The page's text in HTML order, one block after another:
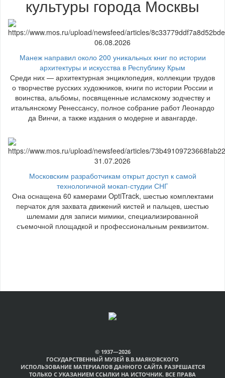
культуры города Москвы
06.08.2026
Манеж направил около 200 уникальных книг по истории
архитектуры и искусства в Республику Крым
Среди них — архитектурная энциклопедия, коллекции трудов
о творчестве русских художников, книги по истории России и
воинства, альбомы, посвященные исламскому зодчеству и
итальянскому Ренессансу, полное собрание работ Леонардо
да Винчи, а также издания о модерне и авангарде.
31.07.2026
Московским разработчикам открыт доступ к самой
технологичной мокап-студии СНГ
Она оснащена 60 камерами OptiTrack, шестью комплектами
перчаток для захвата движений кистей и пальцев, шестью
шлемами для записи мимики, специализированной
съемочной площадкой и профессиональным реквизитом.
© 1937—2026
ГОСУДАРСТВЕННЫЙ МУЗЕЙ В.В.МАЯКОВСКОГО
ИСПОЛЬЗОВАНИЕ МАТЕРИАЛОВ ДАННОГО САЙТА РАЗРЕШАЕТСЯ
ТОЛЬКО С УКАЗАНИЕМ ССЫЛКИ НА ИСТОЧНИК. ВСЕ ПРАВА